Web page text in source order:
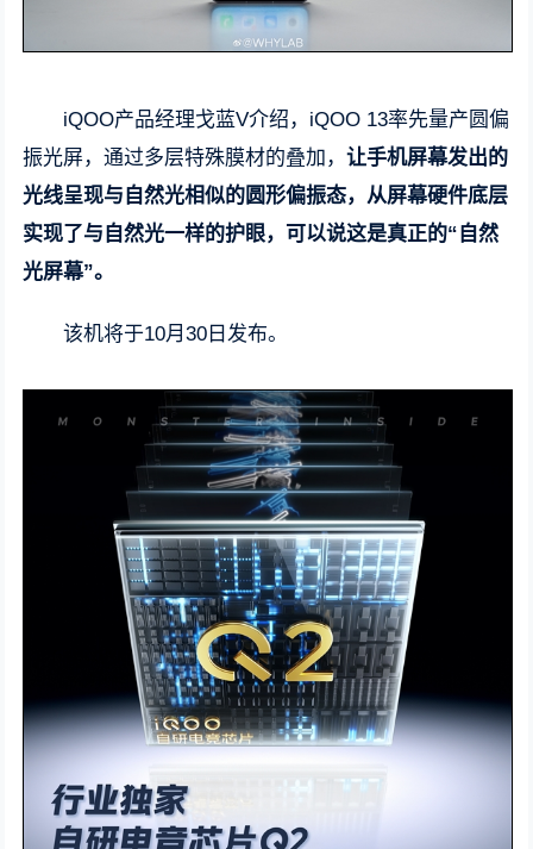
iQOO产品经理戈蓝V介绍，iQOO 13率先量产圆偏
振光屏，通过多层特殊膜材的叠加，让手机屏幕发出的
光线呈现与自然光相似的圆形偏振态，从屏幕硬件底层
实现了与自然光一样的护眼，可以说这是真正的“自然
光屏幕”。
该机将于10月30日发布。